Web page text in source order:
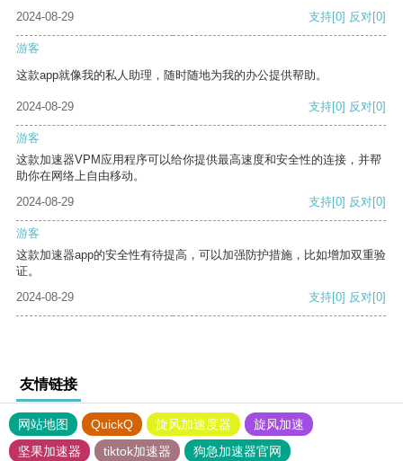
2024-08-29 支持[0] 反对[0]
游客
这款app就像我的私人助理，随时随地为我的办公提供帮助。
2024-08-29 支持[0] 反对[0]
游客
这款加速器VPM应用程序可以给你提供最高速度和安全性的连接，并帮
助你在网络上自由移动。
2024-08-29
支持[0] 反对[0]
游客
这款加速器app的安全性有待提高，可以加强防护措施，比如增加双重验
证。
2024-08-29
支持[0] 反对[0]
友情链接
网站地图 QuickQ 旋风加速度器
旋风加速
坚果加速器
tiktok加速器
狗急加速器官网